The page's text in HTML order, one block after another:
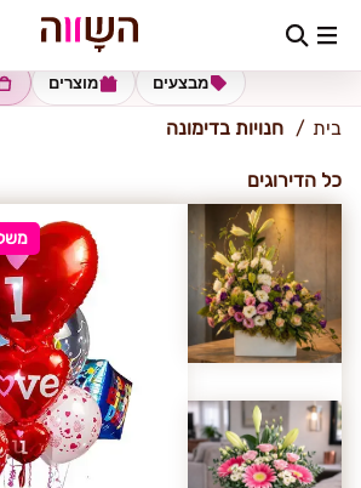
דימונה
מוצרים מבצעים
בית חנויות בדימונה
כל הדירוגים
משלוח 0 ₪